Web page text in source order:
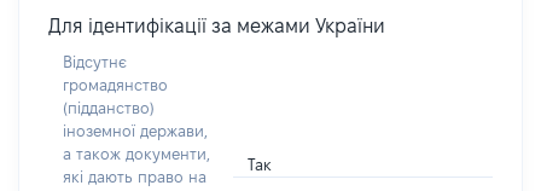
Для ідентифікації за межами України
Відсутнє
громадянство
(підданство)
іноземної держави,
а також документи,
які дають право на
Так